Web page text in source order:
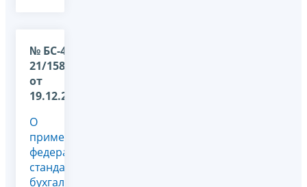
№ БС-4-
21/15877@
от
19.12.2023
О
применении
федеральных
стандартов
бухгалтерского